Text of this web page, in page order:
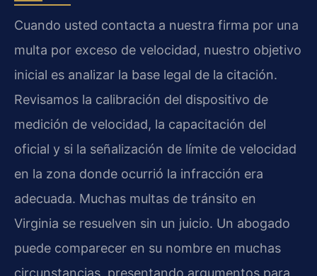
Cuando usted contacta a nuestra firma por una
multa por exceso de velocidad, nuestro objetivo
inicial es analizar la base legal de la citación.
Revisamos la calibración del dispositivo de
medición de velocidad, la capacitación del
oficial y si la señalización de límite de velocidad
en la zona donde ocurrió la infracción era
adecuada. Muchas multas de tránsito en
Virginia se resuelven sin un juicio. Un abogado
puede comparecer en su nombre en muchas
circunstancias, presentando argumentos para